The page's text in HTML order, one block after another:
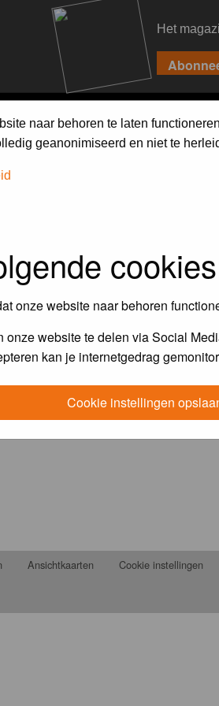
Het
naar behoren te laten
geanonimiseerd en niet te
onze website naar behoren
onze website te delen via Social
kan je internetgedrag
Cookie instellingen
to log in.
Ansichtkaarten Cookie instellingen